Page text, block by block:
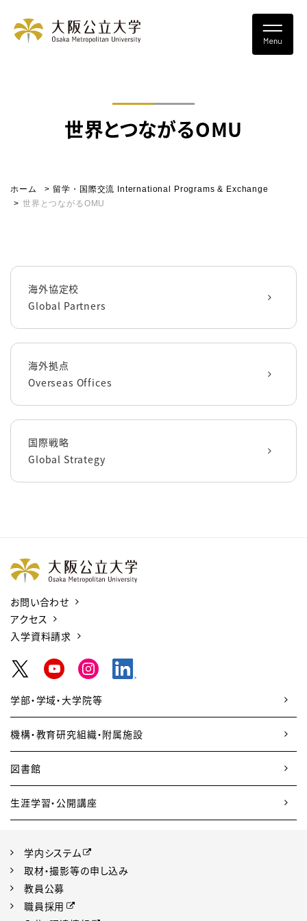
世界とつながるOMU
ホーム
留学・国際交流 International Programs & Exchange
世界とつながるOMU
海外協定校
Global Partners
海外拠点
Overseas Offices
国際戦略
Global Strategy
お問い合わせ
アクセス
入学資料請求
学部・学域・大学院等
機構・教育研究組織・附属施設
図書館
生涯学習・公開講座
学内システム
取材・撮影等の申し込み
教員公募
職員採用